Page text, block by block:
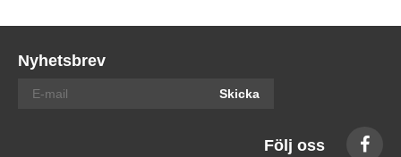
Nyhetsbrev
Skicka
Följ oss